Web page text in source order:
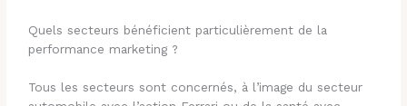
Quels secteurs bénéficient particulièrement de la
performance marketing ?
Tous les secteurs sont concernés, à l’image du secteur